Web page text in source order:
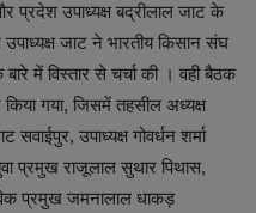
प्रदेश उपाध्यक्ष बद्रीलाल जाट के
जाट ने भारतीय किसान संघ
में विस्तार से चर्चा की । वही बैठक
किया गया, जिसमें तहसील अध्यक्ष
उपाध्यक्ष गोवर्धन शर्मा
प्रमुख राजूलाल सुथार पिथास,
प्रमुख जमनालाल धाकड़